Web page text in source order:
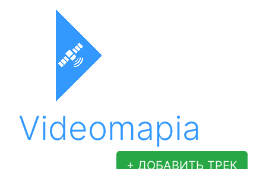
Videomapia
+ ДОБАВИТЬ ТРЕК